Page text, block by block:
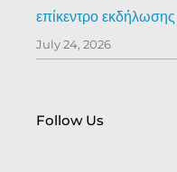
επίκεντρο
July 24, 2026
Follow Us